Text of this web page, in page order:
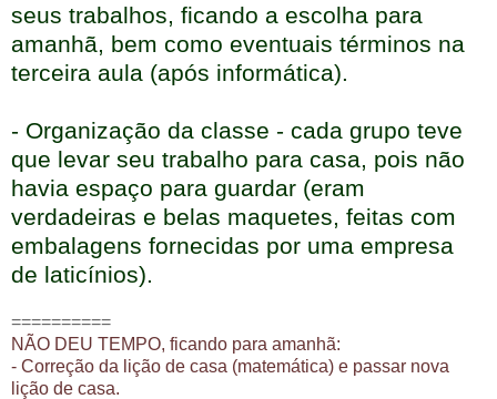
seus trabalhos, ficando a escolha para
amanhã, bem como eventuais términos na
terceira aula (após informática).
- Organização da classe - cada grupo teve
que levar seu trabalho para casa, pois não
havia espaço para guardar (eram
verdadeiras e belas maquetes, feitas com
embalagens fornecidas por uma empresa
de laticínios).
==========
NÃO DEU TEMPO, ficando para amanhã:
- Correção da lição de casa (matemática) e passar nova
lição de casa.